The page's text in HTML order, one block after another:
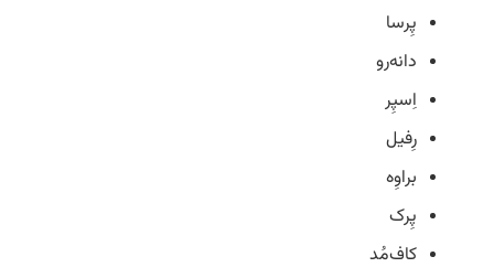
پِرسا
دانه‌رو
اِسپِر
رِفیل
براوِه
پِرک
کاف‌مُد